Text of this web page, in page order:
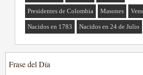
Presidentes de Colombia Masones
Nacidos en 1783 Nacidos en 24 de Julio
Frase del Día